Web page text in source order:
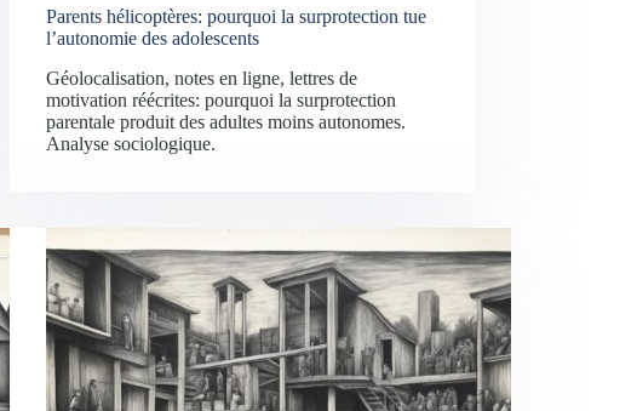
Parents hélicoptères: pourquoi la surprotection tue
l’autonomie des adolescents
Géolocalisation, notes en ligne, lettres de
motivation réécrites: pourquoi la surprotection
parentale produit des adultes moins autonomes.
Analyse sociologique.